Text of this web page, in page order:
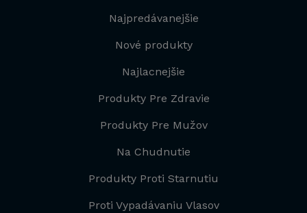
Najpredávanejšie
Nové produkty
Najlacnejšie
Produkty Pre Zdravie
Produkty Pre Mužov
Na Chudnutie
Produkty Proti Starnutiu
Proti Vypadávaniu Vlasov